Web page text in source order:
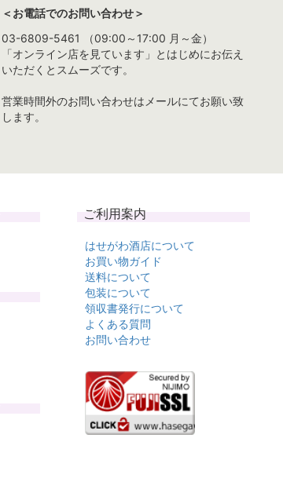
＜お電話でのお問い合わせ＞
03-6809-5461 （09:00～17:00 月～金）
「オンライン店を見ています」とはじめにお伝え
いただくとスムーズです。
営業時間外のお問い合わせはメールにてお願い致
します。
ご利用案内
はせがわ酒店について
お買い物ガイド
送料について
包装について
領収書発行について
よくある質問
お問い合わせ